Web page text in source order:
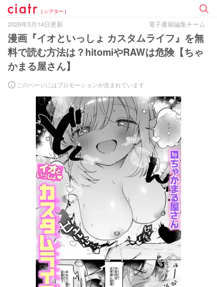
[ シアター ]
2026年5月14日更新 電子書籍編集チーム
漫画『イオといっしょ カスタムライフ』を無
料で読む方法は？hitomiやRAWは危険【ちゃ
かまる屋さん】
このページにはプロモーションが含まれています